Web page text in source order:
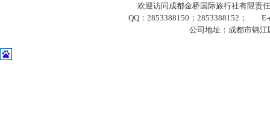
欢迎访问成都金桥国际旅行社有限责
QQ：2853388150；2853388152； E-
公司地址：成都市锦